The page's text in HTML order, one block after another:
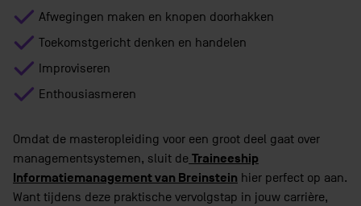
Afwegingen maken en knopen doorhakken
Toekomstgericht denken en handelen
Improviseren
Enthousiasmeren
Omdat de masteropleiding voor een groot deel gaat over
managementsystemen, sluit de Traineeship
Informatiemanagement van Breinstein hier perfect op aan.
Want tijdens deze praktische vervolgstap in jouw carrière,